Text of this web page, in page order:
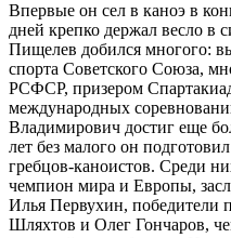
Впервые он сел в каноэ в
дней крепко держал весло в
Пищелев добился многого:
спорта Советского Союза,
РСФСР, призером
международных
Владимирович достиг еще
лет без малого он
гребцов-каноистов. Среди
чемпион мира и Европы,
Илья Первухин, победители
Шляхтов и Олег Гончаров,